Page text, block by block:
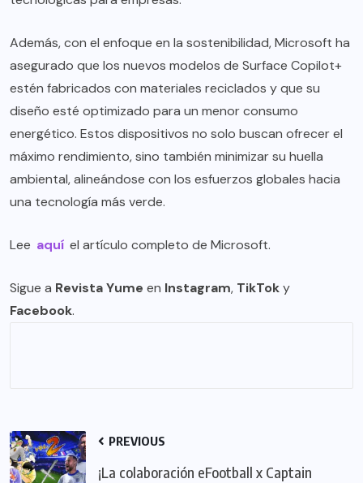
Además, con el enfoque en la sostenibilidad, Microsoft ha
asegurado que los nuevos modelos de Surface Copilot+
estén fabricados con materiales reciclados y que su
diseño esté optimizado para un menor consumo
energético. Estos dispositivos no solo buscan ofrecer el
máximo rendimiento, sino también minimizar su huella
ambiental, alineándose con los esfuerzos globales hacia
una tecnología más verde.
Lee aquí el artículo completo de Microsoft.
Sigue a Revista Yume en Instagram, TikToky
Facebook.
PREVIOUS
¡La colaboración eFootball x Captain